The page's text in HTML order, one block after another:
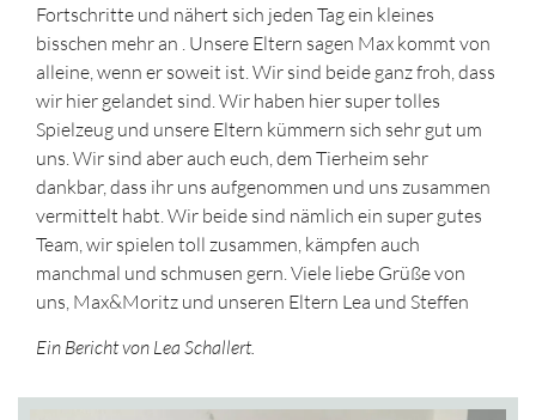
Fortschritte und nähert sich jeden Tag ein kleines
bisschen mehr an . Unsere Eltern sagen Max kommt von
alleine, wenn er soweit ist. Wir sind beide ganz froh, dass
wir hier gelandet sind. Wir haben hier super tolles
Spielzeug und unsere Eltern kümmern sich sehr gut um
uns. Wir sind aber auch euch, dem Tierheim sehr
dankbar, dass ihr uns aufgenommen und uns zusammen
vermittelt habt. Wir beide sind nämlich ein super gutes
Team, wir spielen toll zusammen, kämpfen auch
manchmal und schmusen gern. Viele liebe Grüße von
uns, Max&Moritz und unseren Eltern Lea und Steffen
Ein Bericht von Lea Schallert.